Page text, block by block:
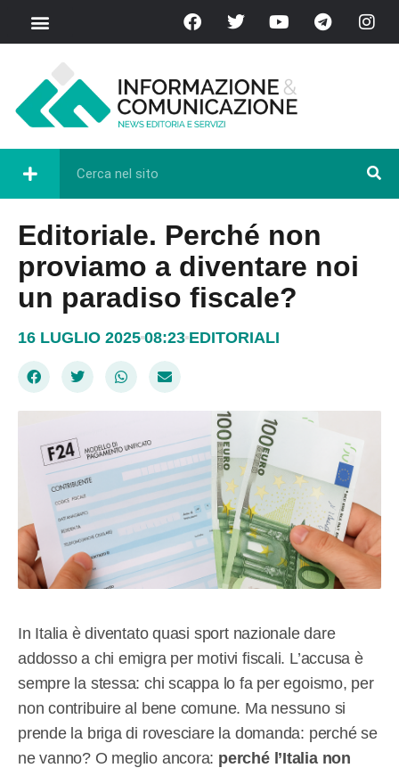
Editoriale. Perché non
proviamo a diventare noi
un paradiso fiscale?
16 LUGLIO 2025 08:23 EDITORIALI
In Italia è diventato quasi sport nazionale dare
addosso a chi emigra per motivi fiscali. L’accusa è
sempre la stessa: chi scappa lo fa per egoismo, per
non contribuire al bene comune. Ma nessuno si
prende la briga di rovesciare la domanda: perché se
ne vanno? O meglio ancora: perché l’Italia non